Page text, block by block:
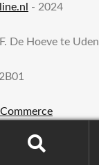
- 2024
De Hoeve te Uden